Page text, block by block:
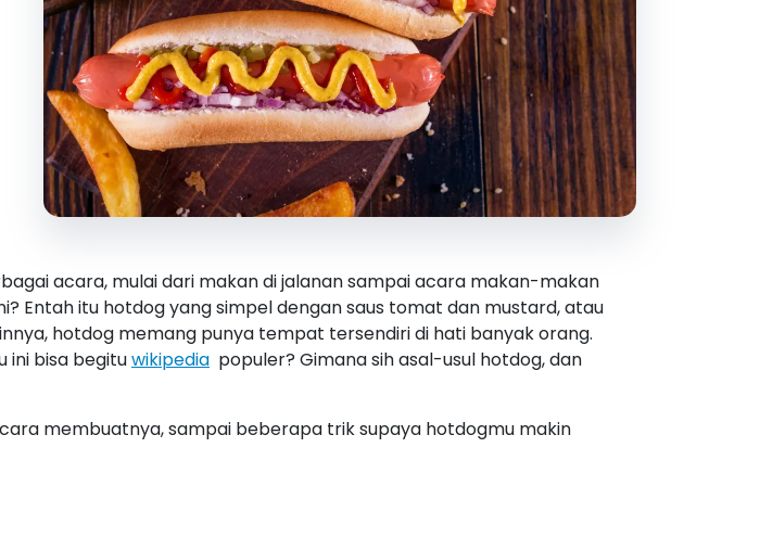
acara, mulai dari makan di jalanan sampai acara makan-makan
Entah itu hotdog yang simpel dengan saus tomat dan mustard, atau
hotdog memang punya tempat tersendiri di hati banyak orang.
ini bisa begituwikipedia populer? Gimana sih asal-usul hotdog, dan
membuatnya, sampai beberapa trik supaya hotdogmu makin